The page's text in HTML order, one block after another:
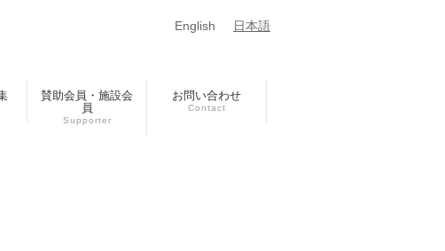
English 日本語
賛助会員・施設会
員
Supporter
お問い合わせ
Contact